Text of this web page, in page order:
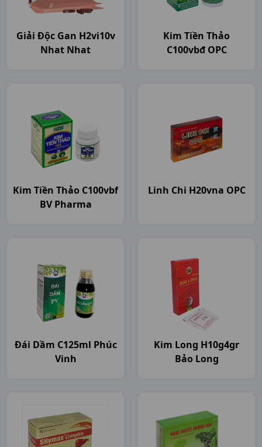
Giải Độc Gan H2vi10v
Nhat Nhat
Kim Tiền Thảo
C100vbđ OPC
Kim Tiền Thảo C100vbf
BV Pharma
Linh Chi H20vna OPC
Đái Dầm C125ml Phúc
Vinh
Kim Long H10g4gr
Bảo Long